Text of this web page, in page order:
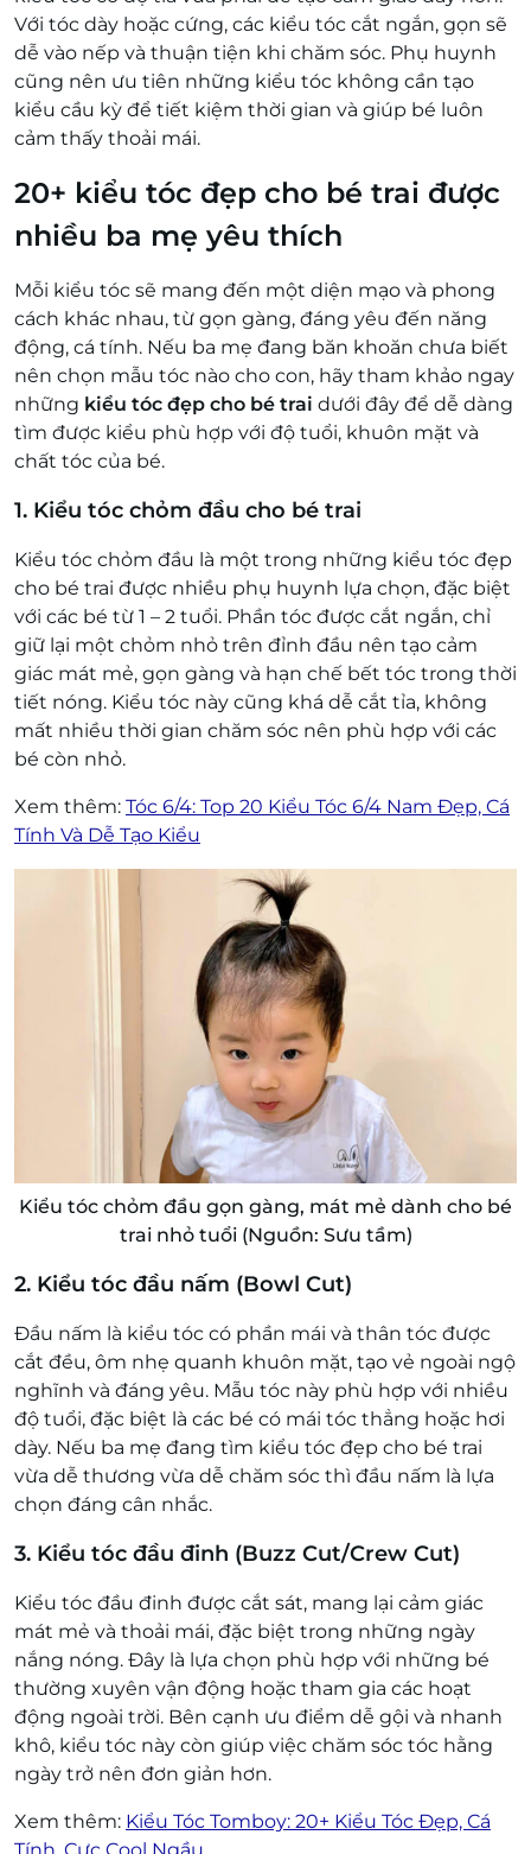
Với tóc dày hoặc cứng, các kiểu tóc cắt ngắn, gọn sẽ
dễ vào nếp và thuận tiện khi chăm sóc. Phụ huynh
cũng nên ưu tiên những kiểu tóc không cần tạo
kiểu cầu kỳ để tiết kiệm thời gian và giúp bé luôn
cảm thấy thoải mái.
20+ kiểu tóc đẹp cho bé trai được
nhiều ba mẹ yêu thích
Mỗi kiểu tóc sẽ mang đến một diện mạo và phong
cách khác nhau, từ gọn gàng, đáng yêu đến năng
động, cá tính. Nếu ba mẹ đang băn khoăn chưa biết
nên chọn mẫu tóc nào cho con, hãy tham khảo ngay
những kiểu tóc đẹp cho bé trai dưới đây để dễ dàng
tìm được kiểu phù hợp với độ tuổi, khuôn mặt và
chất tóc của bé.
1. Kiểu tóc chỏm đầu cho bé trai
Kiểu tóc chỏm đầu là một trong những kiểu tóc đẹp
cho bé trai được nhiều phụ huynh lựa chọn, đặc biệt
với các bé từ 1 – 2 tuổi. Phần tóc được cắt ngắn, chỉ
giữ lại một chỏm nhỏ trên đỉnh đầu nên tạo cảm
giác mát mẻ, gọn gàng và hạn chế bết tóc trong thời
tiết nóng. Kiểu tóc này cũng khá dễ cắt tỉa, không
mất nhiều thời gian chăm sóc nên phù hợp với các
bé còn nhỏ.
Xem thêm: Tóc 6/4: Top 20 Kiểu Tóc 6/4 Nam Đẹp, Cá
Tính Và Dễ Tạo Kiểu
Kiểu tóc chỏm đầu gọn gàng, mát mẻ dành cho bé
trai nhỏ tuổi (Nguồn: Sưu tầm)
2. Kiểu tóc đầu nấm (Bowl Cut)
Đầu nấm là kiểu tóc có phần mái và thân tóc được
cắt đều, ôm nhẹ quanh khuôn mặt, tạo vẻ ngoài ngộ
nghĩnh và đáng yêu. Mẫu tóc này phù hợp với nhiều
độ tuổi, đặc biệt là các bé có mái tóc thẳng hoặc hơi
dày. Nếu ba mẹ đang tìm kiểu tóc đẹp cho bé trai
vừa dễ thương vừa dễ chăm sóc thì đầu nấm là lựa
chọn đáng cân nhắc.
3. Kiểu tóc đầu đinh (Buzz Cut/Crew Cut)
Kiểu tóc đầu đinh được cắt sát, mang lại cảm giác
mát mẻ và thoải mái, đặc biệt trong những ngày
nắng nóng. Đây là lựa chọn phù hợp với những bé
thường xuyên vận động hoặc tham gia các hoạt
động ngoài trời. Bên cạnh ưu điểm dễ gội và nhanh
khô, kiểu tóc này còn giúp việc chăm sóc tóc hằng
ngày trở nên đơn giản hơn.
Xem thêm: Kiểu Tóc Tomboy: 20+ Kiểu Tóc Đẹp, Cá